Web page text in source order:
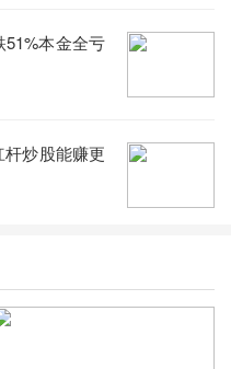
51%本金全亏
炒股能赚更